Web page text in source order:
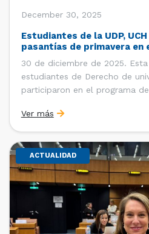
December 30, 2025
Estudiantes de la UDP,
pasantías de primavera en
30 de diciembre de 2025.
estudiantes de Derecho de
participaron en el programa
de Santiago (CCS). Entre el 3
diciembre realizaron su
Ver más
ACTUALIDAD